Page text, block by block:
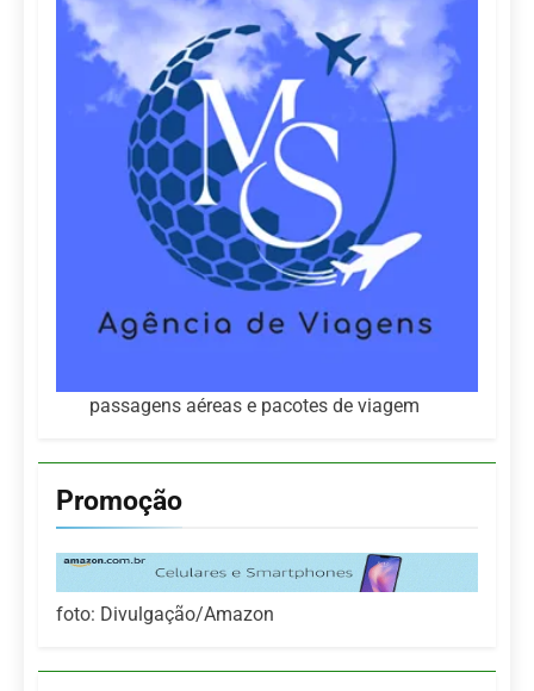
passagens aéreas e pacotes de viagem
Promoção
foto: Divulgação/Amazon